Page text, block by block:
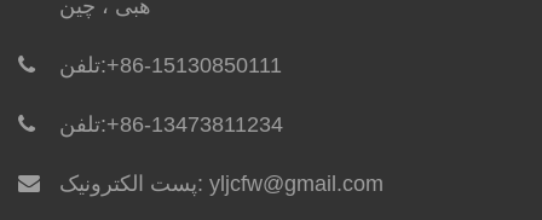
هبی ، چین
تلفن:+86-15130850111
تلفن:+86-13473811234
پست الکترونیک: yljcfw@gmail.com